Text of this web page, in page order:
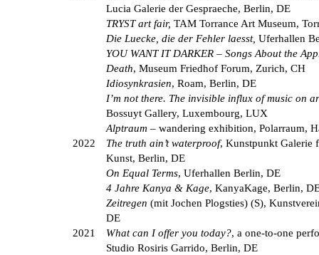
Lucia Galerie der Gespraeche, Berlin, DE
TRYST art fair, TAM Torrance Art Museum,
Die Luecke, die der Fehler laesst, Uferhallen
YOU WANT IT DARKER – Songs About the
Death, Museum Friedhof Forum, Zurich, CH
Idiosynkrasien, Roam, Berlin, DE
I’m not there. The invisible influx of music on
Bossuyt Gallery, Luxembourg, LUX
Alptraum – wandering exhibition, Polarraum,
2022
The truth ain’t waterproof, Kunstpunkt Galerie
Kunst, Berlin, DE
On Equal Terms, Uferhallen Berlin, DE
4 Jahre Kanya & Kage, KanyaKage, Berlin,
Zeitregen (mit Jochen Plogsties) (S),
DE
2021
What can I offer you today?, a one-to-one
Studio Rosiris Garrido, Berlin, DE